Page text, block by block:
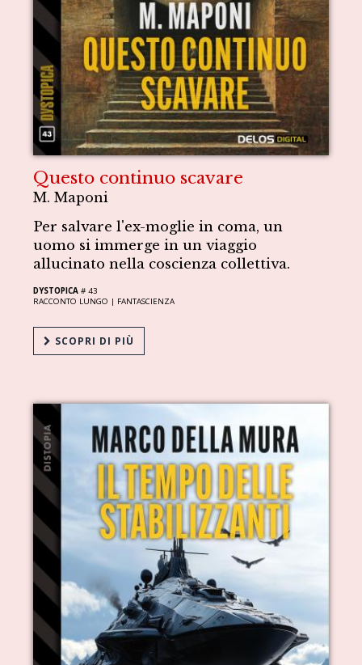
Questo continuo scavare
M. Maponi
Per salvare l'ex-moglie in coma, un
uomo si immerge in un viaggio
allucinato nella coscienza collettiva.
DYSTOPICA # 43
RACCONTO LUNGO | FANTASCIENZA
SCOPRI DI PIÙ